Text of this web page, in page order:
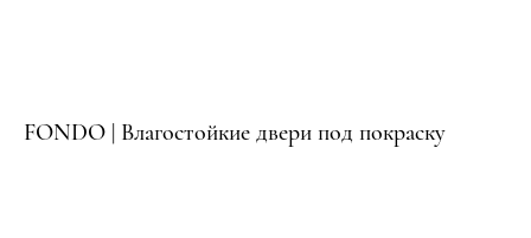
FONDO | Влагостойкие двери под покраску